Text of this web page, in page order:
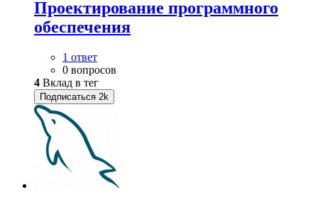
Проектирование программного
обеспечения
1 ответ
0 вопросов
4 Вклад в тег
Подписаться 2k